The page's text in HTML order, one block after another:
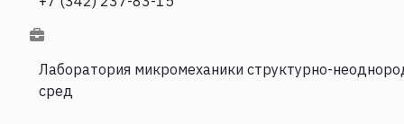
Лаборатория микромеханики структурно-
сред